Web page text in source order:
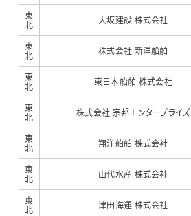
東
北
大坂建設 株式会社
東
北
株式会社 新洋船舶
東
北
東日本船舶 株式会社
東
北
株式会社 宗邦エンタープライズ
東
北
翔洋船舶 株式会社
東
北
山代水産 株式会社
東
北
津田海運 株式会社